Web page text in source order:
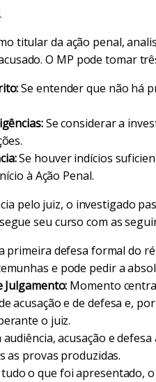
titular da ação penal,
O MP pode tomar
Se entender que não há
Se considerar a
Se houver indícios
à Ação Penal.
pelo juiz, o investigado
seu curso com as
primeira defesa formal do
e pode pedir a
Julgamento: Momento
acusação e de defesa e,
o juiz.
audiência, acusação e
as provas produzidas.
o que foi apresentado,